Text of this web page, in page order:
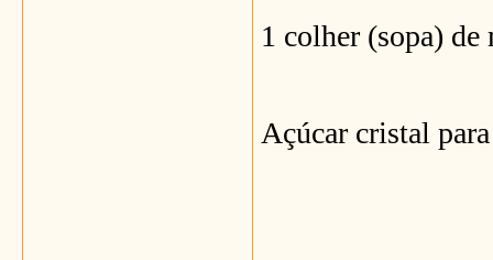
1 colher (sopa) de
Açúcar cristal